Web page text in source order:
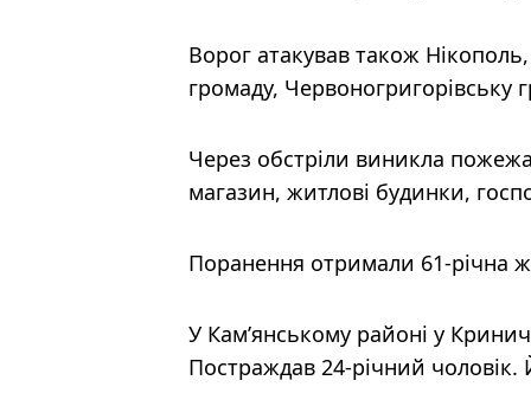
Ворог атакував також
громаду, Червоногригорівську
Через обстріли виникла
магазин, житлові будинки,
Поранення отримали 61-річна
У Кам’янському районі у
Постраждав 24-річний